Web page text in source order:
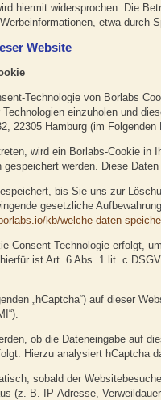
hiermit widersprochen. Die
etwa durch
Website
Technologie von Borlabs
einzuholen und
22305 Hamburg (im Folgenden
wird ein Borlabs-Cookie in
werden. Diese
bis Sie uns zur
gesetzliche
kb/welche-daten-
Consent-Technologie erfolgt,
ist Art. 6 Abs. 1 lit. c
„hCaptcha“) auf dieser
ob die Dateneingabe auf
Hierzu analysiert hCaptcha
sobald der
(z. B. IP-Adresse,